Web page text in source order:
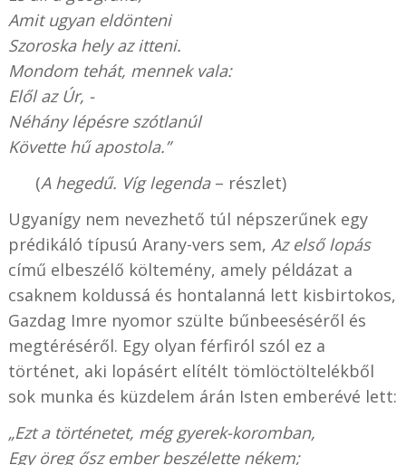
Amit ugyan eldönteni
Szoroska hely az itteni.
Mondom tehát, mennek vala:
Elől az Úr, -
Néhány lépésre szótlanúl
Követte hű apostola.”
(A hegedű. Víg legenda– részlet)
Ugyanígy nem nevezhető túl népszerűnek egy
prédikáló típusú Arany-vers sem, Az első lopás
című elbeszélő költemény, amely példázat a
csaknem koldussá és hontalanná lett kisbirtokos,
Gazdag Imre nyomor szülte bűnbeeséséről és
megtéréséről. Egy olyan férfiról szól ez a
történet, aki lopásért elítélt tömlöctöltelékből
sok munka és küzdelem árán Isten emberévé lett:
„Ezt a történetet, még gyerek-koromban,
Egy öreg ősz ember beszélette nékem;